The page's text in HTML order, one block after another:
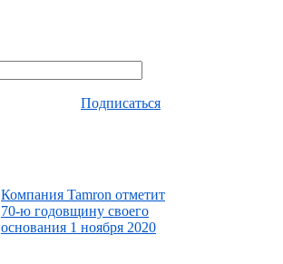
Подписаться
Компания Tamron отметит
70-ю годовщину своего
основания 1 ноября 2020